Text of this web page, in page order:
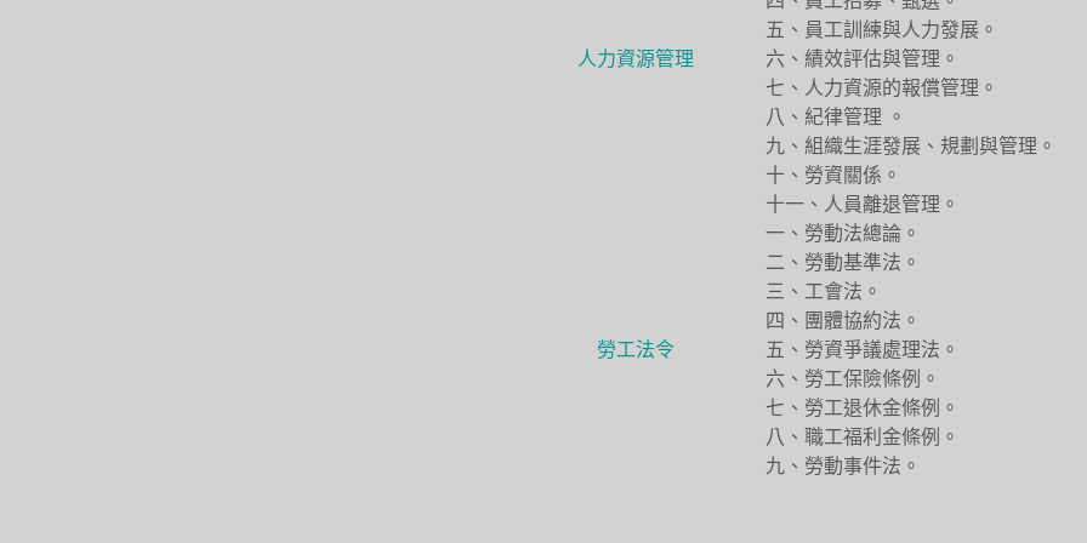
人力資源管理
五、員工訓練與人力發展。
六、績效評估與管理。
七、人力資源的報償管理。
八、紀律管理 。
九、組織生涯發展、規劃與管理。
十、勞資關係。
十一、人員離退管理。
勞工法令
一、勞動法總論。
二、勞動基準法。
三、工會法。
四、團體協約法。
五、勞資爭議處理法。
六、勞工保險條例。
七、勞工退休金條例。
八、職工福利金條例。
九、勞動事件法。